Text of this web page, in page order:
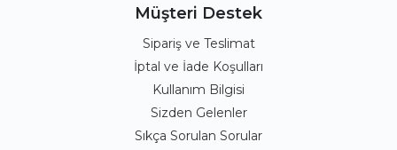
Müşteri Destek
Sipariş ve Teslimat
İptal ve İade Koşulları
Kullanım Bilgisi
Sizden Gelenler
Sıkça Sorulan Sorular